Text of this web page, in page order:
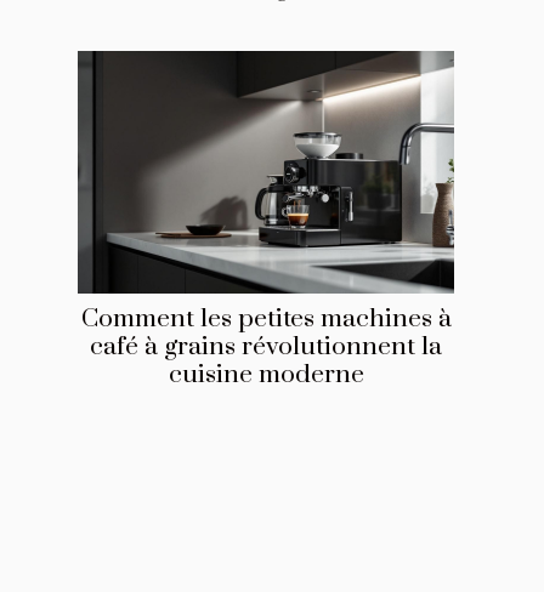
Comment les petites machines à
café à grains révolutionnent la
cuisine moderne